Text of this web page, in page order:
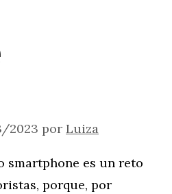
2023 por Luiza
smartphone es un reto
porque, por